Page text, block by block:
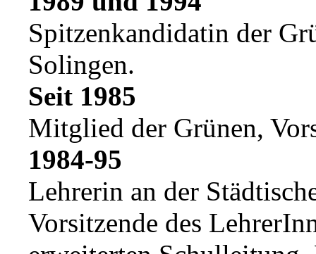
Spitzenkandidatin der
Solingen.
Seit 1985
Mitglied der Grünen,
1984-95
Lehrerin an der
Vorsitzende des